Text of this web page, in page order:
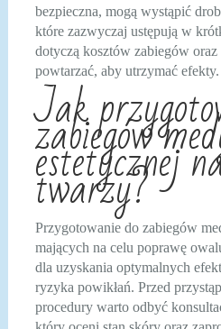
bezpieczna, mogą wystąpić
które zazwyczaj ustępują w
dotyczą kosztów zabiegów
powtarzać, aby utrzymać efekty.
Jak
zabiegów
estetycznej
twarzy?
Przygotowanie do zabiegów
mających na celu poprawę
dla uzyskania optymalnych
ryzyka powikłań. Przed
procedury warto odbyć